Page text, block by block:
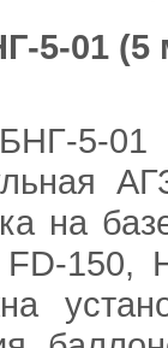
5-01 (5
5-
на
150,